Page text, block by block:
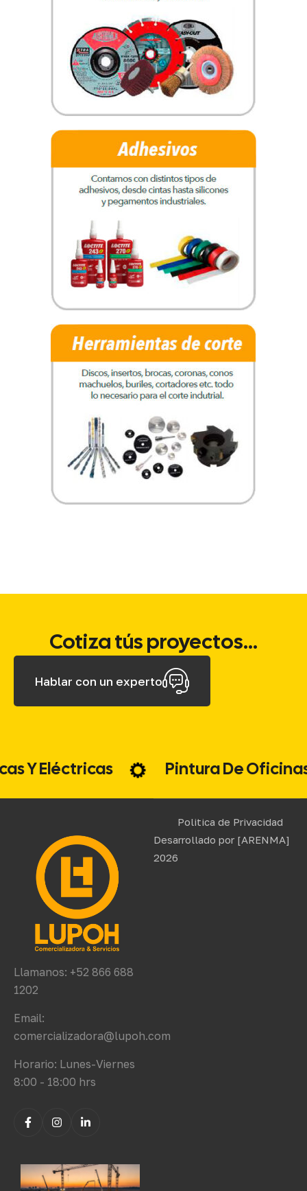
Cotiza tús proyectos...
Hablar con un experto
Y Eléctricas Pintura De
Llamanos: +52 866 688
1202
Email:
comercializadora@lupoh.com
Horario: Lunes-Viernes
8:00 - 18:00 hrs
Politica de Privacidad
Desarrollado por [ARENMA]
2026